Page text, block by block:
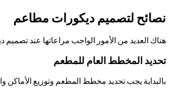
نصائح لتصميم ديكورات مطاعم
هناك العديد من الأمور الواجب مراعاتها عند
تحديد المخطط العام للمطعم
بالبداية يجب تحديد مخطط المطعم وتوزيع الأماكن